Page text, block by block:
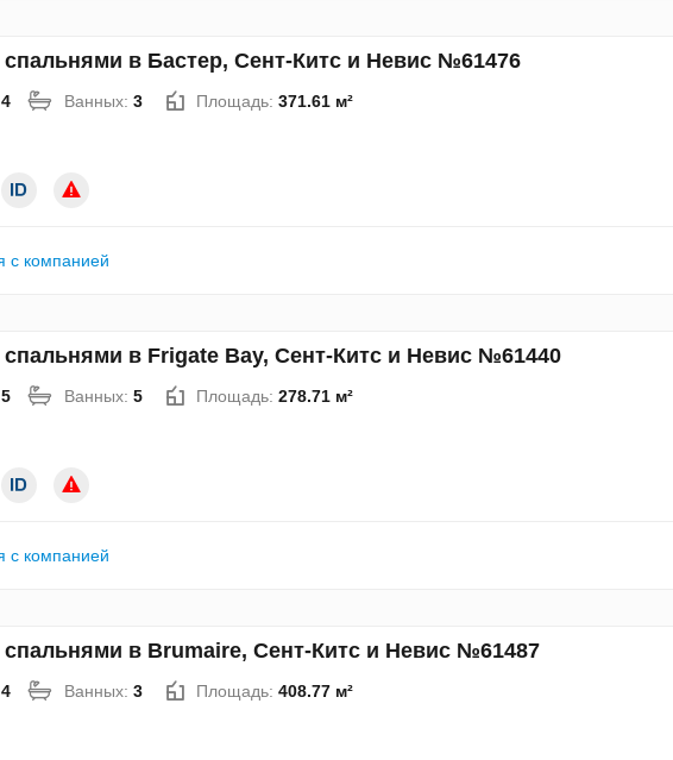
спальнями в Бастер, Сент-Китс и Невис №61476
4 Ванных: 3 Площадь: 371.61 м²
с компанией
спальнями в Frigate Bay, Сент-Китс и Невис №61440
5 Ванных: 5 Площадь: 278.71 м²
с компанией
спальнями в Brumaire, Сент-Китс и Невис №61487
4 Ванных: 3 Площадь: 408.77 м²